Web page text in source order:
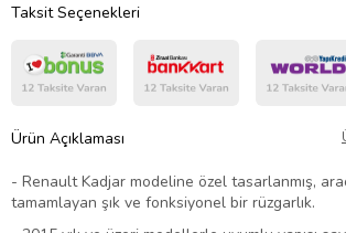
Taksit Seçenekleri
Ürün Açıklaması
- Renault Kadjar modeline özel tasarlanmış,
tamamlayan şık ve fonksiyonel bir rüzgarlık.